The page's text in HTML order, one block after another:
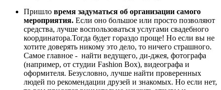
Пришло время задуматься об организации самого
мероприятия. Если оно большое или просто позволяют
средства, лучше воспользоваться услугами свадебного
координатора.Тогда будет гораздо проще! Но если вы не
хотите доверять никому это дело, то ничего страшного.
Самое главное - найти ведущего, ди-джея, фотографа
(например, от студии Fashion Box), видеографа и
оформителя. Безусловно, лучше найти проверенных
людей по рекомендации друзей и знакомых. Но если нет,